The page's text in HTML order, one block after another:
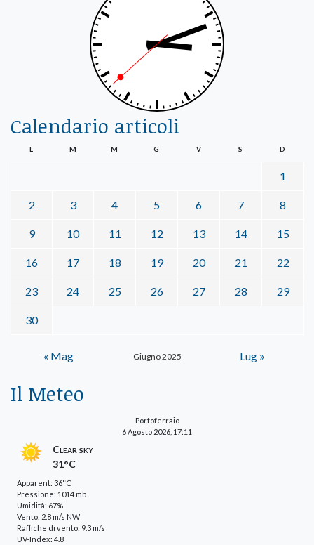
Calendario articoli
Giugno 2025
L M M G V S D
1
2 3 4 5 6 7 8
9 10 11 12 13 14 15
16 17 18 19 20 21 22
23 24 25 26 27 28 29
30
« Mag Lug »
Il Meteo
Portoferraio
6 Agosto 2026, 17:11
Clear sky
31°C
Apparent: 36°C
Pressione: 1014 mb
Umidità: 67%
Vento: 2.8 m/s NW
Raffiche di vento: 9.3 m/s
UV-Index: 4.8